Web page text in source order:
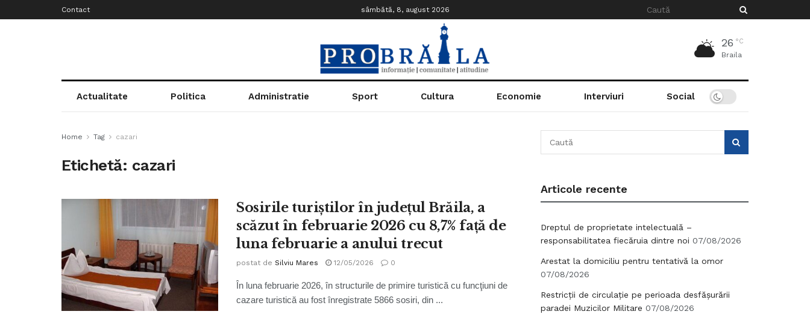
Contact sâmbătă, 8, august 2026
26 °C
Braila
Actualitate Politica Administratie Sport Cultura Economie Interviuri Social
Home Tag cazari
Etichetă: cazari
Sosirile turiștilor în județul Brăila, a
scăzut în februarie 2026 cu 8,7% față de
luna februarie a anului trecut
postat de Silviu Mares 12/05/2026 0
În luna februarie 2026, în structurile de primire turistică cu funcţiuni de
cazare turistică au fost înregistrate 5866 sosiri, din ...
Articole recente
Dreptul de proprietate intelectuală –
responsabilitatea fiecăruia dintre noi 07/08/2026
Arestat la domiciliu pentru tentativă la omor
07/08/2026
Restricții de circulație pe perioada desfășurării
paradei Muzicilor Militare 07/08/2026